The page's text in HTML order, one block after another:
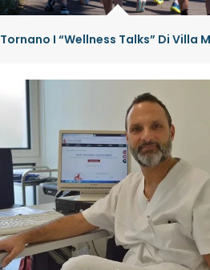
Tornano I “Wellness Talks” Di Villa